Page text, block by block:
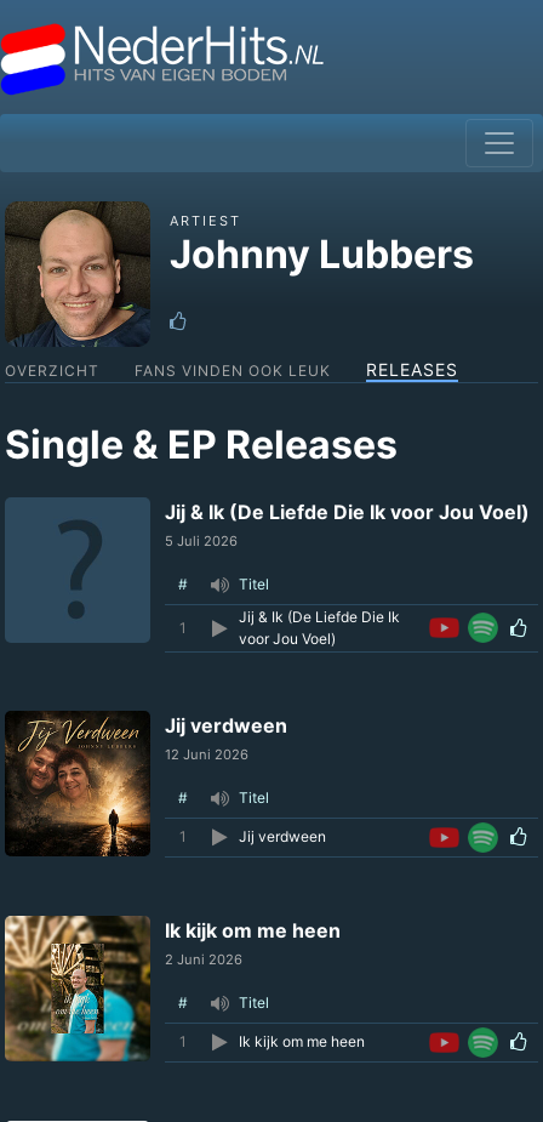
ARTIEST
Johnny Lubbers
OVERZICHT FANS VINDEN OOK LEUK RELEASES
Single & EP Releases
Jij & Ik (De Liefde Die Ik voor Jou Voel)
5 Juli 2026
# Titel
1
Jij & Ik (De Liefde Die Ik
voor Jou Voel)
Jij verdween
12 Juni 2026
# Titel
1 Jij verdween
Ik kijk om me heen
2 Juni 2026
# Titel
1 Ik kijk om me heen